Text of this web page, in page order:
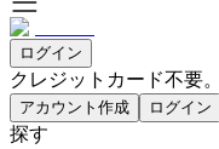
ログイン
クレジットカード不要
アカウント作成 ログイン
探す